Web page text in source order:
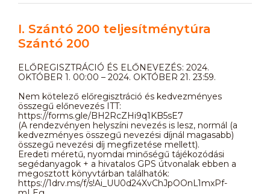
I. Szántó 200 teljesítménytúra
Szántó 200
ELŐREGISZTRÁCIÓ ÉS ELŐNEVEZÉS: 2024.
OKTÓBER 1. 00:00 – 2024. OKTÓBER 21. 23:59.
Nem kötelező előregisztráció és kedvezményes
összegű előnevezés ITT:
https://forms.gle/BH2RcZHi9q1KB5sE7
(A rendezvényen helyszíni nevezés is lesz, normál (a
kedvezményes összegű nevezési díjnál magasabb)
összegű nevezési díj megfizetése mellett).
Eredeti méretű, nyomdai minőségű tájékozódási
segédanyagok + a hivatalos GPS útvonalak ebben a
megosztott könyvtárban találhatók:
https://1drv.ms/f/s!Ai_UU0d24XvChJpOOnL1mxPf-